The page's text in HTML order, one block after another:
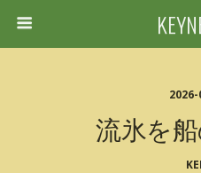
流氷を